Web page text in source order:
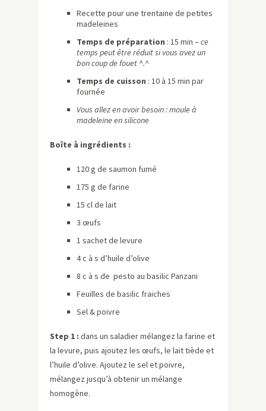
Recette pour une trentaine de petites
madeleines
Temps de préparation : 15 min –ce
temps peut être réduit si vous avez un
bon coup de fouet ^.^
Temps de cuisson : 10 à 15 min par
fournée
Vous allez en avoir besoin : moule à
madeleine en silicone
Boîte à ingrédients :
120 g de saumon fumé
175 g de farine
15 cl de lait
3 œufs
1 sachet de levure
4 c à s d’huile d’olive
8 c à s de pesto au basilic Panzani
Feuilles de basilic fraiches
Sel & poivre
Step 1 : dans un saladier mélangez la farine et
la levure, puis ajoutez les œufs, le lait tiède et
l’huile d’olive. Ajoutez le sel et poivre,
mélangez jusqu’à obtenir un mélange
homogène.